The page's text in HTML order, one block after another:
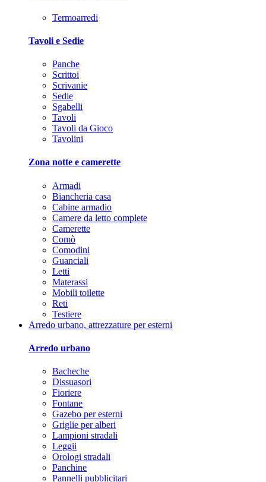
Termoarredi
Tavoli e Sedie
Panche
Scrittoi
Scrivanie
Sedie
Sgabelli
Tavoli
Tavoli da Gioco
Tavolini
Zona notte e camerette
Armadi
Biancheria casa
Cabine armadio
Camere da letto complete
Camerette
Comò
Comodini
Guanciali
Letti
Materassi
Mobili toilette
Reti
Testiere
Arredo urbano, attrezzature per esterni
Arredo urbano
Bacheche
Dissuasori
Fioriere
Fontane
Gazebo per esterni
Griglie per alberi
Lampioni stradali
Leggii
Orologi stradali
Panchine
Pannelli pubblicitari